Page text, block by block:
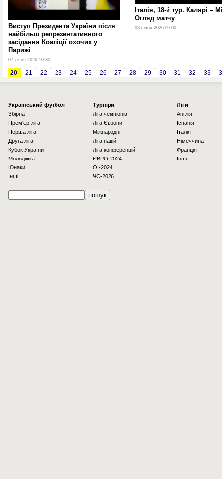
Виступ Президента України після
найбільш репрезентативного
засідання Коаліції охочих у
Парижі
07 січня 2026 10:30
Італія, 18-й тур. Калярі –
Огляд матчу
03 січня 2026 09:00
20 21 22 23 24 25 26 27 28 29 30 31 32 33
Українcький футбол
Збірна
Прем'єр-ліга
Перша ліга
Друга ліга
Кубок України
Молодіжка
Юнаки
Інші
Турніри
Ліга чемпіонів
Ліга Європи
Міжнародні
Ліга націй
Ліга конференцій
ЄВРО-2024
OI-2024
ЧС-2026
Ліги
Англія
Іспанія
Італія
Німеччина
Франція
Інші